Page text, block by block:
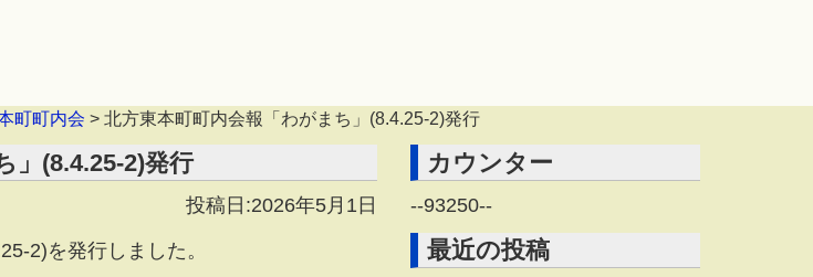
町町内会 > 北方東本町町内会報「わがまち」(8.4.25-2)発行
」(8.4.25-2)発行
投稿日:2026年5月1日
2)を発行しました。
カウンター
--93250--
最近の投稿